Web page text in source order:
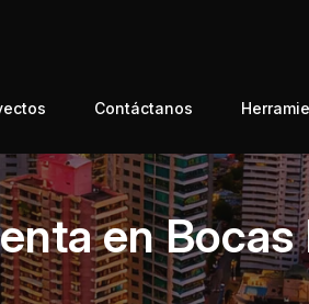
Contáctanos
en Bocas